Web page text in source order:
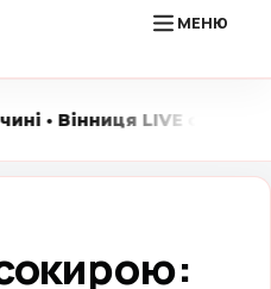
МЕНЮ
за головними